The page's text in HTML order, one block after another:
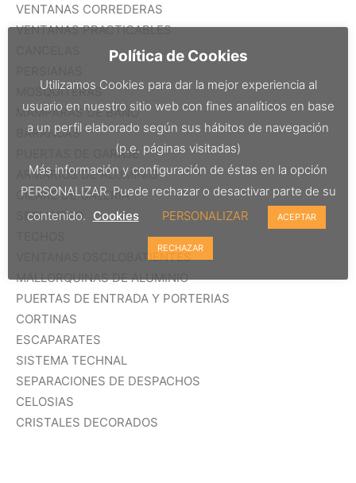
VENTANAS CORREDERAS
VENTANAS PRACTICABLES
MOSQUITERAS
MAMPARAS DE BAÑO
BARANDAS
PUERTAS DE GARAJE
ARMARIOS DE ALUMINIO
CIERRE DE GALERIA
SEGURIDAD
VENTANAS OSCILOBATIENTES
MALLORQUINAS DE ALUMINIO
PUERTAS DE ENTRADA Y PORTERIAS
CORTINAS
ESCAPARATES
SISTEMA TECHNAL
SEPARACIONES DE DESPACHOS
CELOSIAS
CRISTALES DECORADOS
Política de Cookies
Utilizamos Cookies para dar la mejor experiencia al
usuario en nuestro sitio web con fines analíticos en base
a un perfil elaborado según sus hábitos de navegación
(p.e. páginas visitadas)
Más información y configuración de éstas en la opción
PERSONALIZAR. Puede rechazar o desactivar parte de su
contenido. Cookies PERSONALIZAR ACEPTAR
RECHAZAR